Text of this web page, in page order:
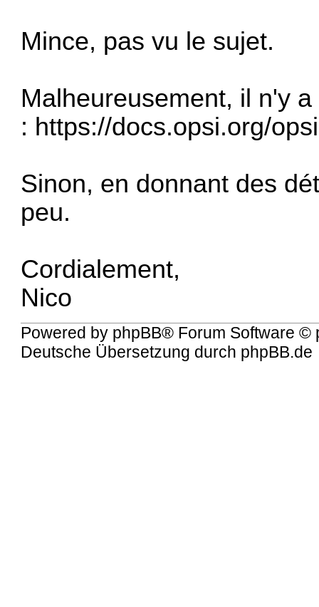
Mince, pas vu le sujet.
Malheureusement, il n'y
: https://docs.opsi.org/
Sinon, en donnant des
peu.
Cordialement,
Nico
Powered by phpBB® Forum Software ©
Deutsche Übersetzung durch phpBB.de